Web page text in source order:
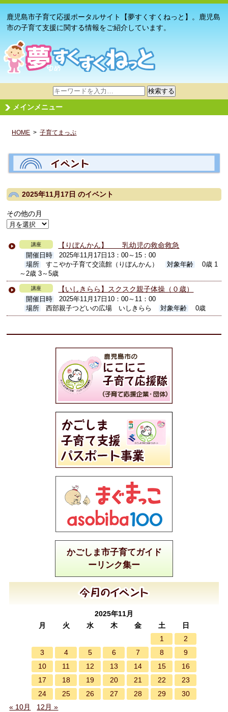
鹿児島市子育て応援ポータルサイト【夢すくすくねっと】。鹿児島
市の子育て支援に関する情報をご紹介しています。
サ
イ
ト
検
検索する
メインメニュー
HOME >子育てまっぷ
2025年11月17日のイベント
その他の月
講座 【りぼんかん】 乳幼児の救命救急
開催日時
2025年11月17日13：00～15：00
場所
すこやか子育て交流館（りぼんかん） 対象年齢
0歳 1
～2歳 3～5歳
講座 【いしきらら】スクスク親子体操（０歳）
開催日時
2025年11月17日10：00～11：00
場所
西部親子つどいの広場 いしきらら 対象年齢 0歳
かごしま市子育てガイド
ーリンク集ー
2025年11月
月
火 水 木 金 土
日
1
2
3
4 5 6 7 8
9
10
11 12 13 14 15
16
17
18 19 20 21 22
23
24
25 26 27 28 29
30
« 10月
12月 »